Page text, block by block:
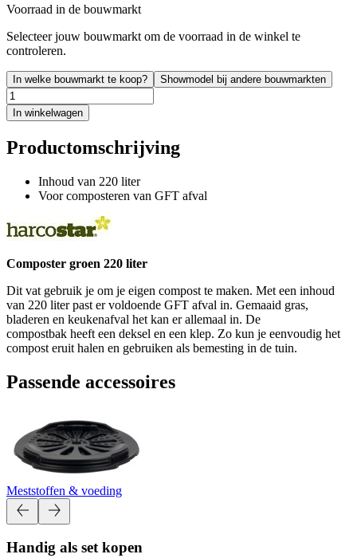
Voorraad in de bouwmarkt
Selecteer jouw bouwmarkt om de voorraad in de winkel te
controleren.
In welke bouwmarkt te koop? Showmodel bij andere bouwmarkten
In winkelwagen
Productomschrijving
Inhoud van 220 liter
Voor composteren van GFT afval
Composter groen 220 liter
Dit vat gebruik je om je eigen compost te maken. Met een inhoud
van 220 liter past er voldoende GFT afval in. Gemaaid gras,
bladeren en keukenafval het kan er allemaal in. De
compostbak heeft een deksel en een klep. Zo kun je eenvoudig het
compost eruit halen en gebruiken als bemesting in de tuin.
Passende accessoires
Meststoffen & voeding
Handig als set kopen